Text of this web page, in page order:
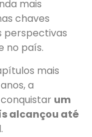
mais
chaves
perspectivas
no país.
mais
a
um
alcançou até